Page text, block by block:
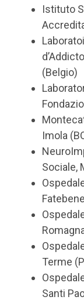
Istituto
(Belgio)
Imola
Sociale,
Terme
Santi